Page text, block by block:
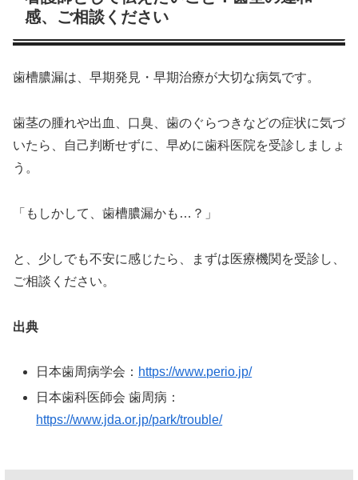
感、ご相談ください
歯槽膿漏は、早期発見・早期治療が大切な病気です。
歯茎の腫れや出血、口臭、歯のぐらつきなどの症状に気づ
いたら、自己判断せずに、早めに歯科医院を受診しましょ
う。
「もしかして、歯槽膿漏かも…？」
と、少しでも不安に感じたら、まずは医療機関を受診し、
ご相談ください。
出典
日本歯周病学会： https://www.perio.jp/
日本歯科医師会 歯周病：
https://www.jda.or.jp/park/trouble/